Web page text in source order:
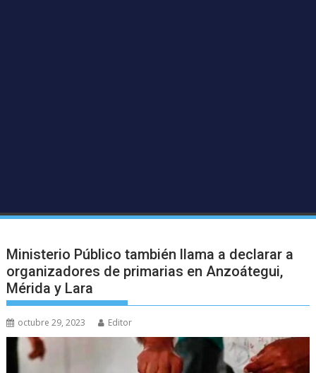
Ministerio Público también llama a declarar a
organizadores de primarias en Anzoátegui,
Mérida y Lara
octubre 29, 2023 Editor